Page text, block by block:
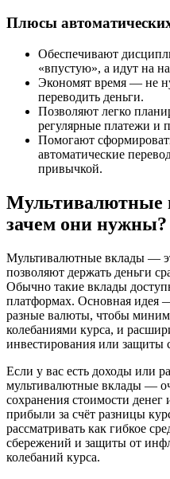
Плюсы
Обеспечивают
«впустую», а идут на
Экономят время — не
переводить деньги.
Позволяют легко
регулярные платежи и
Помогают
автоматические
привычкой.
Мультивалютные
зачем они нужны?
Мультивалютные вклады —
позволяют держать деньги
Обычно такие вклады
платформах. Основная идея
разные валюты, чтобы
колебаниями курса, и
инвестирования или защиты
Если у вас есть доходы или
мультивалютные вклады —
сохранения стоимости
прибыли за счёт разницы
рассматривать как гибкое
сбережений и защиты от
колебаний курса.